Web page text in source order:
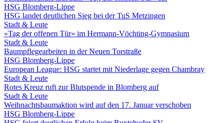
HSG Blomberg-Lippe
HSG landet deutlichen Sieg bei der TuS Metzingen
Stadt & Leute
»Tag der offenen Tür« im Hermann-Vöchting-Gymnasium
Stadt & Leute
Baumpflegearbeiten in der Neuen Torstraße
HSG Blomberg-Lippe
European League: HSG startet mit Niederlage gegen Chambray
Stadt & Leute
Rotes Kreuz ruft zur Blutspende in Blomberg auf
Stadt & Leute
Weihnachtsbaumaktion wird auf den 17. Januar verschoben
HSG Blomberg-Lippe